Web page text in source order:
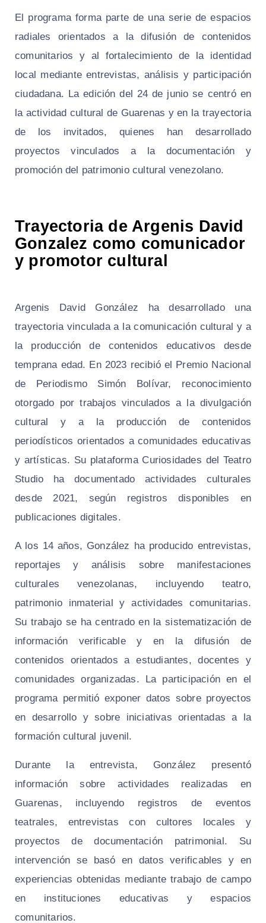
El programa forma parte de una serie de espacios
radiales orientados a la difusión de contenidos
comunitarios y al fortalecimiento de la identidad
local mediante entrevistas, análisis y participación
ciudadana. La edición del 24 de junio se centró en
la actividad cultural de Guarenas y en la trayectoria
de los invitados, quienes han desarrollado
proyectos vinculados a la documentación y
promoción del patrimonio cultural venezolano.
Trayectoria de Argenis David
Gonzalez como comunicador
y promotor cultural
Argenis David González ha desarrollado una
trayectoria vinculada a la comunicación cultural y a
la producción de contenidos educativos desde
temprana edad. En 2023 recibió el Premio Nacional
de Periodismo Simón Bolívar, reconocimiento
otorgado por trabajos vinculados a la divulgación
cultural y a la producción de contenidos
periodísticos orientados a comunidades educativas
y artísticas. Su plataforma Curiosidades del Teatro
Studio ha documentado actividades culturales
desde 2021, según registros disponibles en
publicaciones digitales.
A los 14 años, González ha producido entrevistas,
reportajes y análisis sobre manifestaciones
culturales venezolanas, incluyendo teatro,
patrimonio inmaterial y actividades comunitarias.
Su trabajo se ha centrado en la sistematización de
información verificable y en la difusión de
contenidos orientados a estudiantes, docentes y
comunidades organizadas. La participación en el
programa permitió exponer datos sobre proyectos
en desarrollo y sobre iniciativas orientadas a la
formación cultural juvenil.
Durante la entrevista, González presentó
información sobre actividades realizadas en
Guarenas, incluyendo registros de eventos
teatrales, entrevistas con cultores locales y
proyectos de documentación patrimonial. Su
intervención se basó en datos verificables y en
experiencias obtenidas mediante trabajo de campo
en instituciones educativas y espacios
comunitarios.